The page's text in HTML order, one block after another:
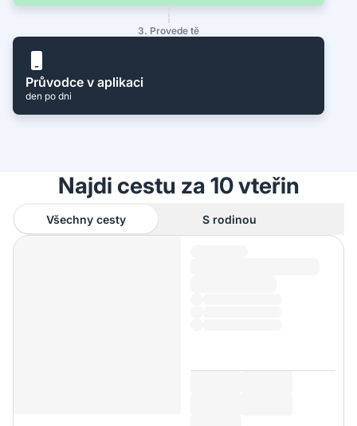
3. Provede tě
Průvodce v aplikaci
den po dni
Najdi cestu za 10 vteřin
Všechny cesty S rodinou